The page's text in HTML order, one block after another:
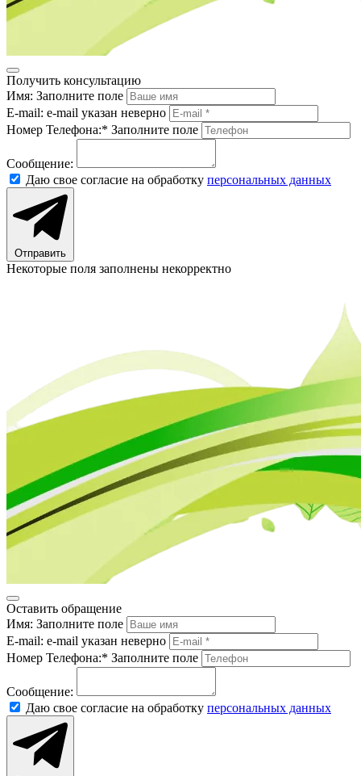
Получить консультацию
Имя: Заполните поле
E-mail: e-mail указан неверно
Номер Телефона:* Заполните поле
Сообщение:
Даю свое согласие на обработку персональных данных
Отправить
Некоторые поля заполнены некорректно
Оставить обращение
Имя: Заполните поле
E-mail: e-mail указан неверно
Номер Телефона:* Заполните поле
Сообщение:
Даю свое согласие на обработку персональных данных